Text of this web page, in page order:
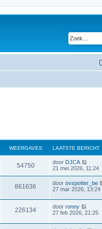
WEERGAVES LAATSTE BERICHT
54750 door DJCA
21 mei 2026, 11:24
861636 door ovspotter_be
27 mar 2026, 13:24
226134 door ronny
27 feb 2026, 21:25